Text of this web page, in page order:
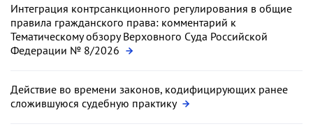
Интеграция контрсанкционного регулирования в общие
правила гражданского права: комментарий к
Тематическому обзору Верховного Суда Российской
Федерации № 8/2026
Действие во времени законов, кодифицирующих ранее
сложившуюся судебную практику